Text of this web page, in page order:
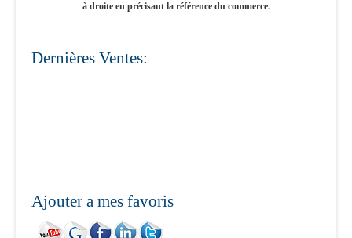
à droite en précisant la référence du commerce.
Dernières Ventes:
Ajouter a mes favoris